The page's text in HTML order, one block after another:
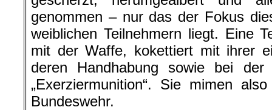
genommen – nur das der Fokus
weiblichen Teilnehmern liegt. Eine
mit der Waffe, kokettiert mit ihrer
deren Handhabung sowie bei
„Exerziermunition“. Sie mimen
Bundeswehr.